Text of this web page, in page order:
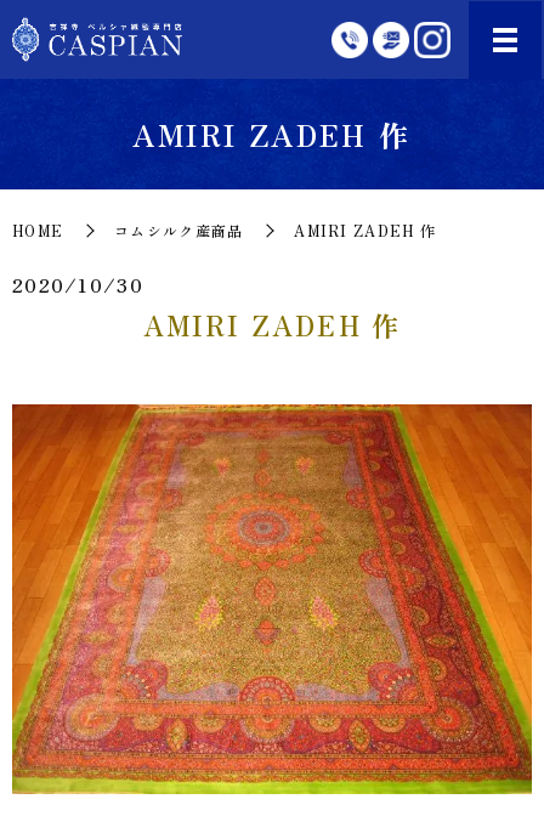
AMIRI ZADEH 作
HOME コムシルク産商品 AMIRI ZADEH 作
2020/10/30
AMIRI ZADEH 作